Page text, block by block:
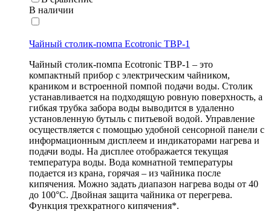
В наличии
Чайный столик-помпа Ecotronic TBP-1
Чайный столик-помпа Ecotronic TBP-1 – это
компактный прибор с электрическим чайником,
краником и встроенной помпой подачи воды. Столик
устанавливается на подходящую ровную поверхность, а
гибкая трубка забора воды выводится в удаленно
установленную бутыль с питьевой водой. Управление
осуществляется с помощью удобной сенсорной панели с
информационным дисплеем и индикаторами нагрева и
подачи воды. На дисплее отображается текущая
температура воды. Вода комнатной температуры
подается из крана, горячая – из чайника после
кипячения. Можно задать диапазон нагрева воды от 40
до 100°С. Двойная защита чайника от перегрева.
Функция трехкратного кипячения*.